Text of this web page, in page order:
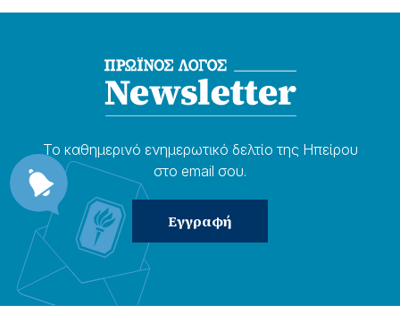
Το καθημερɩνό ενημερωτɩκό δελτίο της Ηπείρου
στο email σου.